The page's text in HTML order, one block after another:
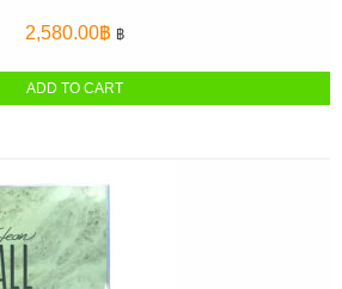
2,580.00฿ ฿
ADD TO CART